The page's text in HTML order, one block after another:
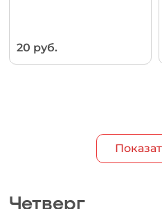
20 руб.
Четверг